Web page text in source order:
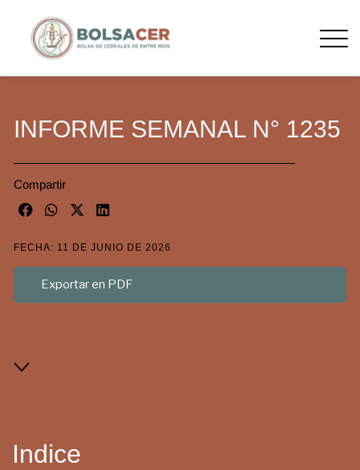
INFORME SEMANAL N° 1235
Compartir
FECHA: 11 DE JUNIO DE 2026
Exportar en PDF
Indice